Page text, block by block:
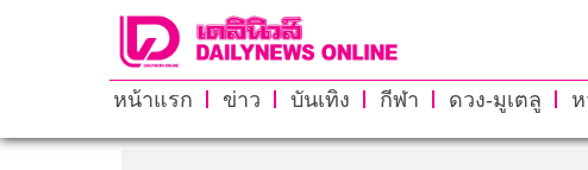
หน้าแรก ข่าว บันเทิง กีฬา ดวง-มูเตลู